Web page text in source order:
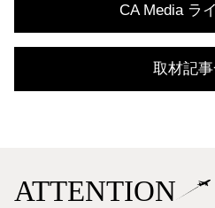
CA Media ラ
取材記
ATTENTION